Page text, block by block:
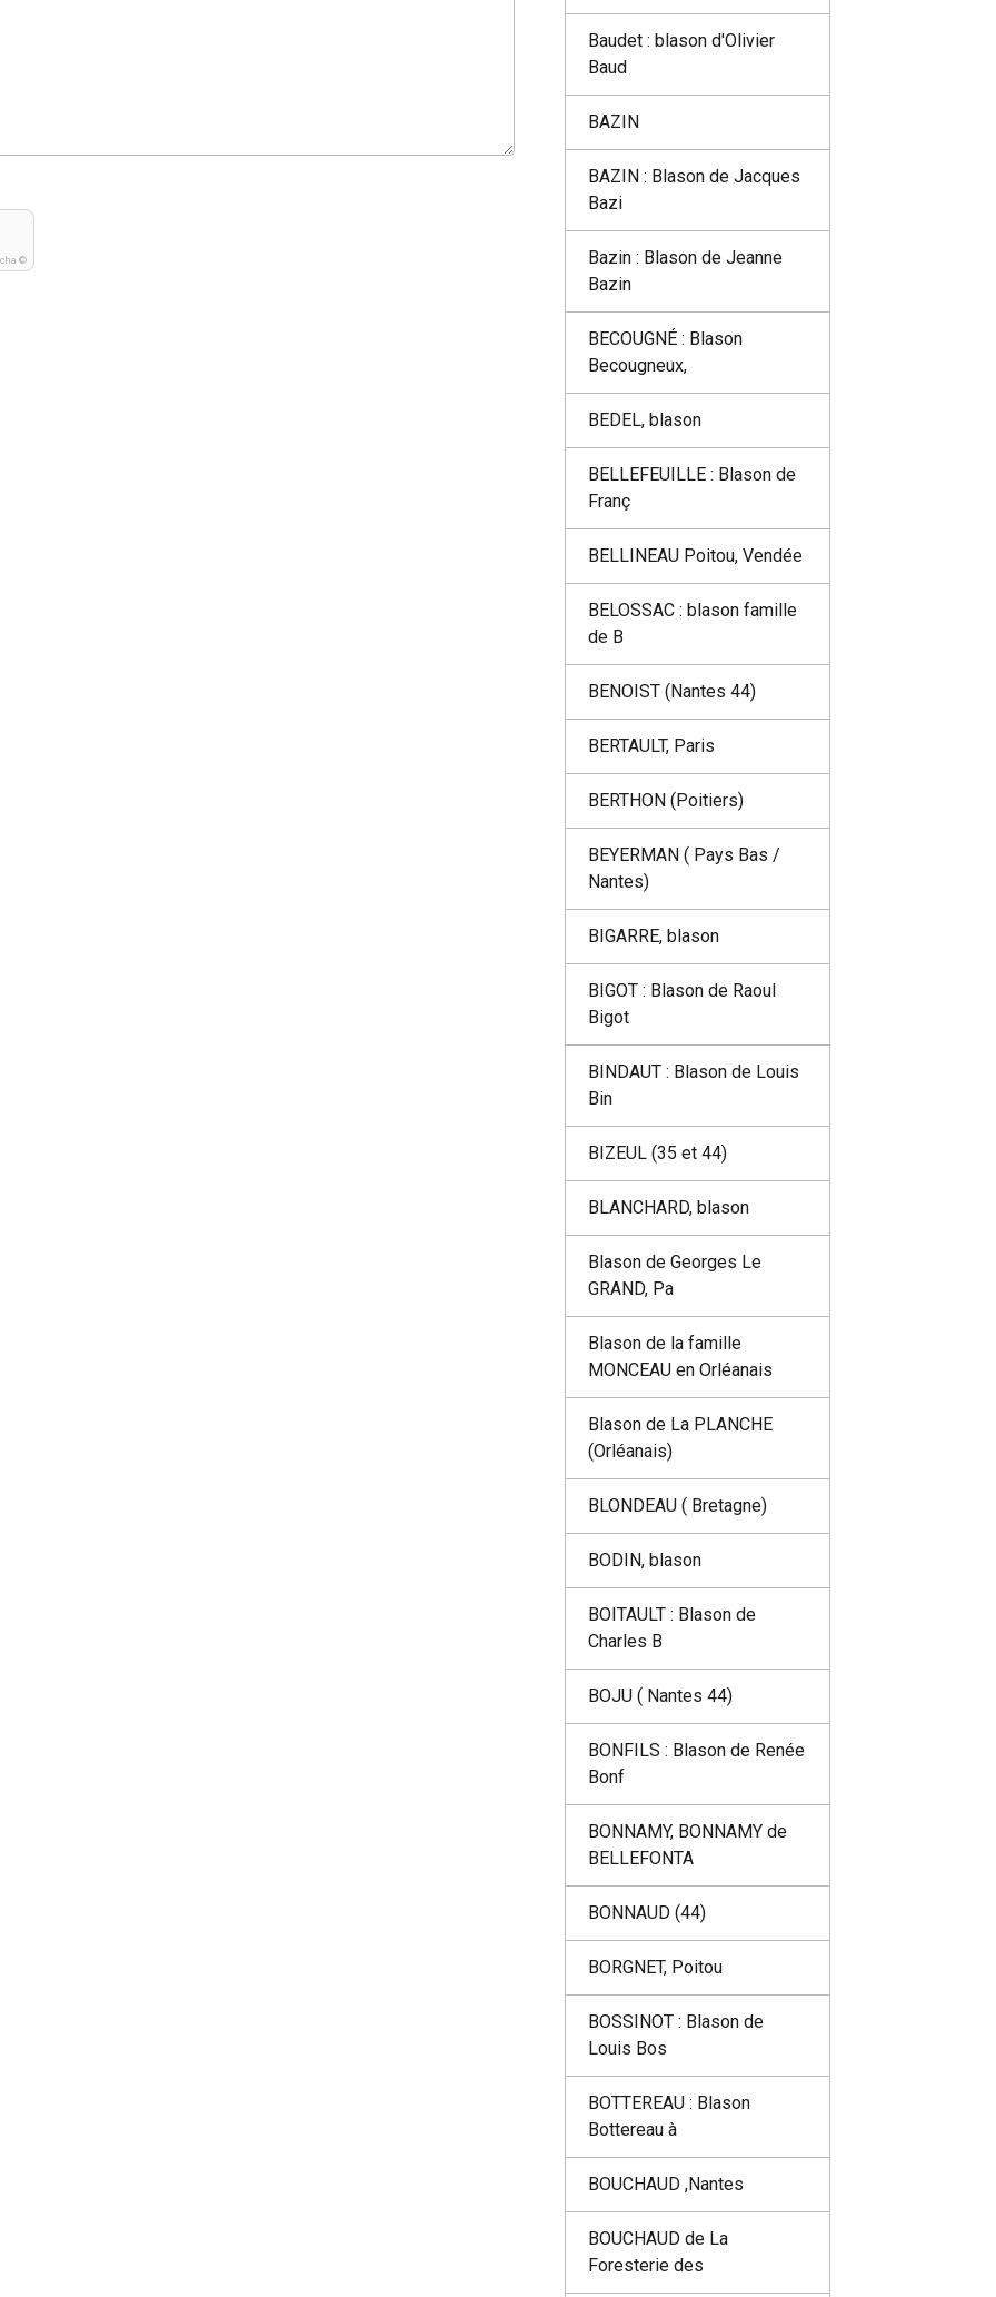
©
Baudet : blason d'Olivier
Baud
BAZIN
BAZIN : Blason de Jacques
Bazi
Bazin : Blason de Jeanne
Bazin
BECOUGNÉ : Blason
Becougneux,
BEDEL, blason
BELLEFEUILLE : Blason de
Franç
BELLINEAU Poitou, Vendée
BELOSSAC : blason famille
de B
BENOIST (Nantes 44)
BERTAULT, Paris
BERTHON (Poitiers)
BEYERMAN ( Pays Bas /
Nantes)
BIGARRE, blason
BIGOT : Blason de Raoul
Bigot
BINDAUT : Blason de Louis
Bin
BIZEUL (35 et 44)
BLANCHARD, blason
Blason de Georges Le
GRAND, Pa
Blason de la famille
MONCEAU en Orléanais
Blason de La PLANCHE
(Orléanais)
BLONDEAU ( Bretagne)
BODIN, blason
BOITAULT : Blason de
Charles B
BOJU ( Nantes 44)
BONFILS : Blason de Renée
Bonf
BONNAMY, BONNAMY de
BELLEFONTA
BONNAUD (44)
BORGNET, Poitou
BOSSINOT : Blason de
Louis Bos
BOTTEREAU : Blason
Bottereau à
BOUCHAUD ,Nantes
BOUCHAUD de La
Foresterie des